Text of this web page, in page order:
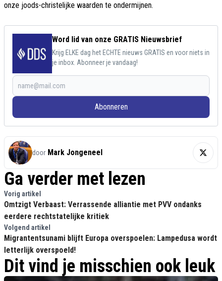
onze joods-christelijke waarden te ondermijnen.
Word lid van onze GRATIS Nieuwsbrief
Krijg ELKE dag het ECHTE nieuws GRATIS en voor niets in
je inbox. Abonneer je vandaag!
Abonneren
door Mark Jongeneel
Ga verder met lezen
Vorig artikel
Omtzigt Verbaast: Verrassende alliantie met PVV ondanks
eerdere rechtstatelijke kritiek
Volgend artikel
Migrantentsunami blijft Europa overspoelen: Lampedusa wordt
letterlijk overspoeld!
Dit vind je misschien ook leuk